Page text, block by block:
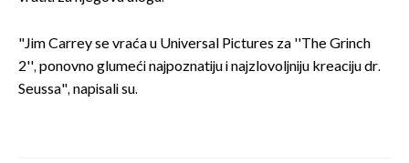
"Jim Carrey se vraća u Universal Pictures za ''The Grinch
2'', ponovno glumeći najpoznatiju i najzlovoljniju kreaciju dr.
Seussa", napisali su.